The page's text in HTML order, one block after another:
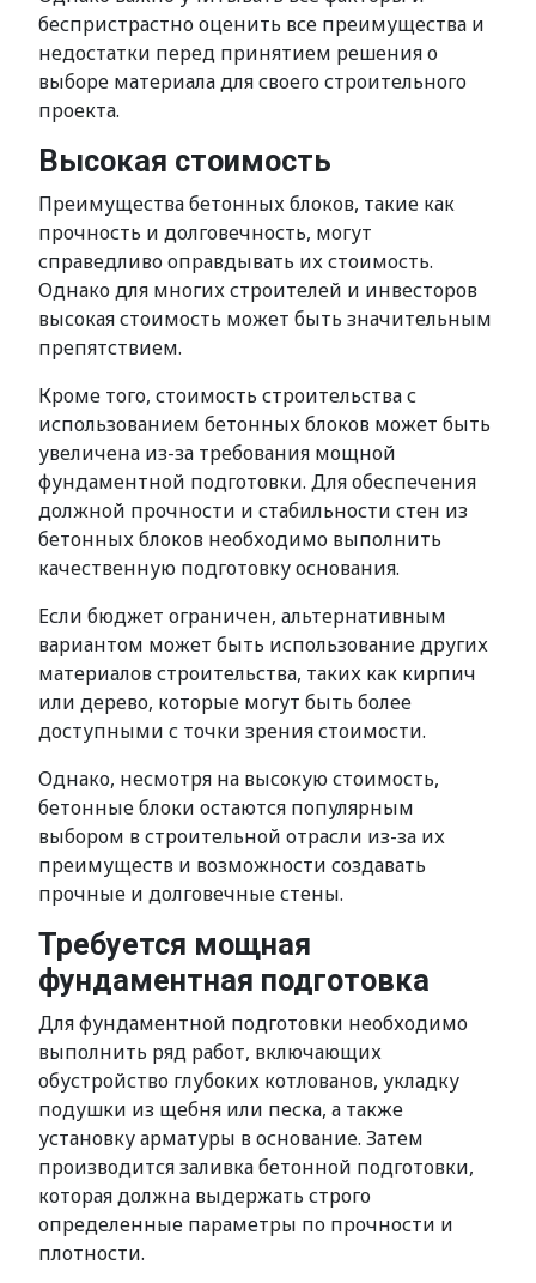
беспристрастно оценить все преимущества и
недостатки перед принятием решения о
выборе материала для своего строительного
проекта.
Высокая стоимость
Преимущества бетонных блоков, такие как
прочность и долговечность, могут
справедливо оправдывать их стоимость.
Однако для многих строителей и инвесторов
высокая стоимость может быть значительным
препятствием.
Кроме того, стоимость строительства с
использованием бетонных блоков может быть
увеличена из-за требования мощной
фундаментной подготовки. Для обеспечения
должной прочности и стабильности стен из
бетонных блоков необходимо выполнить
качественную подготовку основания.
Если бюджет ограничен, альтернативным
вариантом может быть использование других
материалов строительства, таких как кирпич
или дерево, которые могут быть более
доступными с точки зрения стоимости.
Однако, несмотря на высокую стоимость,
бетонные блоки остаются популярным
выбором в строительной отрасли из-за их
преимуществ и возможности создавать
прочные и долговечные стены.
Требуется мощная
фундаментная подготовка
Для фундаментной подготовки необходимо
выполнить ряд работ, включающих
обустройство глубоких котлованов, укладку
подушки из щебня или песка, а также
установку арматуры в основание. Затем
производится заливка бетонной подготовки,
которая должна выдержать строго
определенные параметры по прочности и
плотности.